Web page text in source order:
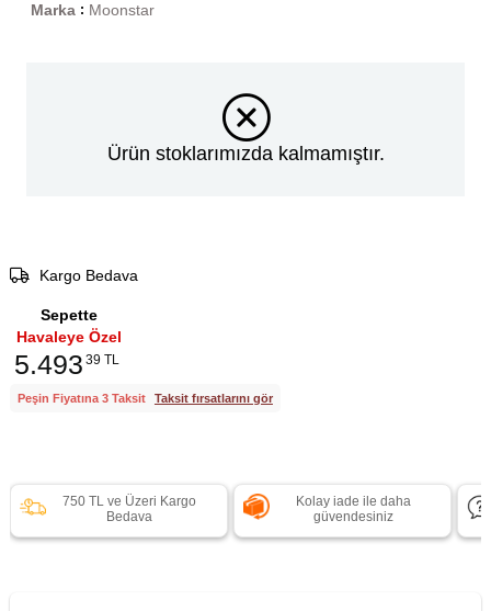
Marka : Moonstar
Ürün stoklarımızda kalmamıştır.
Kargo Bedava
Sepette
Havaleye Özel
5.493 39 TL
Peşin Fiyatına 3 Taksit Taksit fırsatlarını gör
750 TL ve Üzeri Kargo
Bedava
Kolay iade ile daha
güvendesiniz